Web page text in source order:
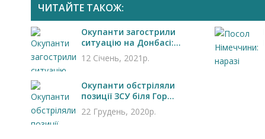
ЧИТАЙТЕ ТАКОЖ:
Окупанти загострили
ситуацію на Донбасі:...
12 Січень, 2021р.
Окупанти обстріляли
позиції ЗСУ біля Гор...
22 Грудень, 2020р.